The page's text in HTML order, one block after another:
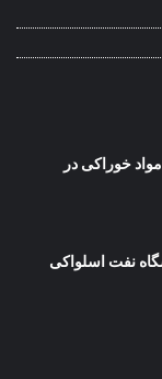
خوراکی در
نفت اسلواکی